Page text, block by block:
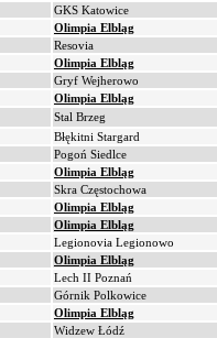
GKS Katowice
Olimpia Elbląg
Resovia
Olimpia Elbląg
Gryf Wejherowo
Olimpia Elbląg
Stal Brzeg
Błękitni Stargard
Pogoń Siedlce
Olimpia Elbląg
Skra Częstochowa
Olimpia Elbląg
Olimpia Elbląg
Legionovia Legionowo
Olimpia Elbląg
Lech II Poznań
Górnik Polkowice
Olimpia Elbląg
Widzew Łódź